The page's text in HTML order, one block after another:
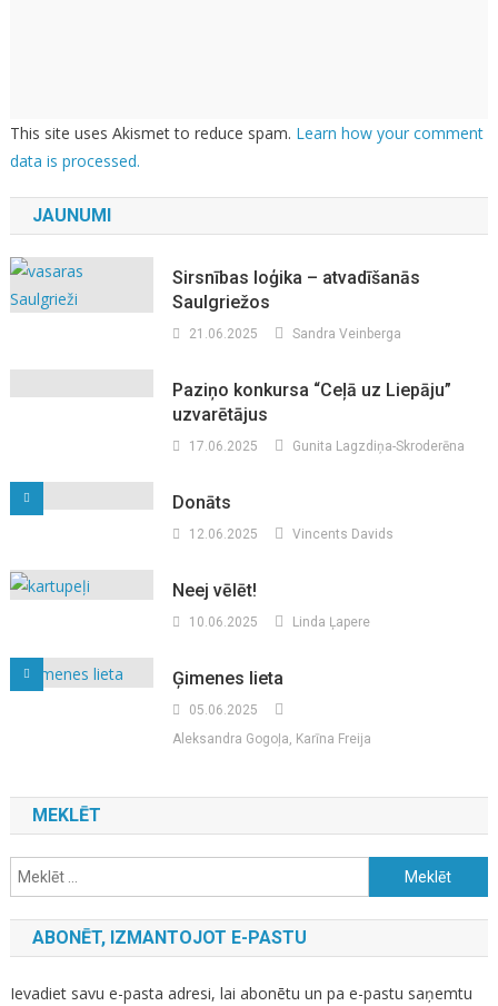
This site uses Akismet to reduce spam. Learn how your comment
data is processed.
JAUNUMI
Sirsnības loģika – atvadīšanās
Saulgriežos
21.06.2025 Sandra Veinberga
Paziņo konkursa “Ceļā uz Liepāju”
uzvarētājus
17.06.2025 Gunita Lagzdiņa-Skroderēna
Donāts
12.06.2025 Vincents Davids
Neej vēlēt!
10.06.2025 Linda Ļapere
Ģimenes lieta
05.06.2025
Aleksandra Gogoļa, Karīna Freija
MEKLĒT
Meklēt:
ABONĒT, IZMANTOJOT E-PASTU
Ievadiet savu e-pasta adresi, lai abonētu un pa e-pastu saņemtu